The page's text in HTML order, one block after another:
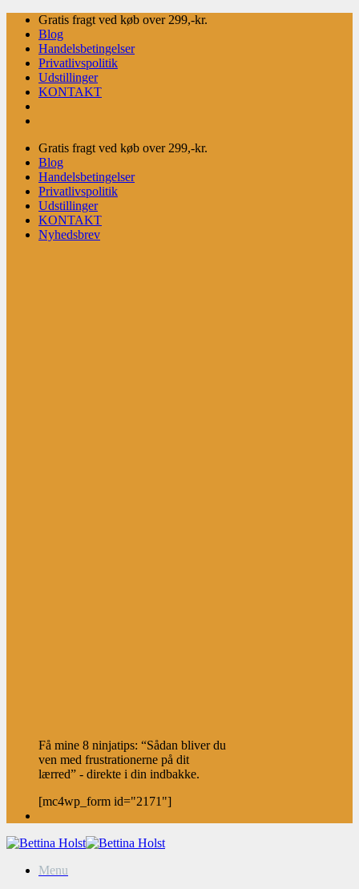
Fortsæt
indhold
Gratis fragt ved køb over 299,-kr.
Blog
Handelsbetingelser
Privatlivspolitik
Udstillinger
KONTAKT
Gratis fragt ved køb over 299,-kr.
Blog
Handelsbetingelser
Privatlivspolitik
Udstillinger
KONTAKT
Nyhedsbrev
Få mine 8 ninjatips: “Sådan bliver du
ven med frustrationerne på dit
lærred” - direkte i din indbakke.
[mc4wp_form id="2171"]
Menu